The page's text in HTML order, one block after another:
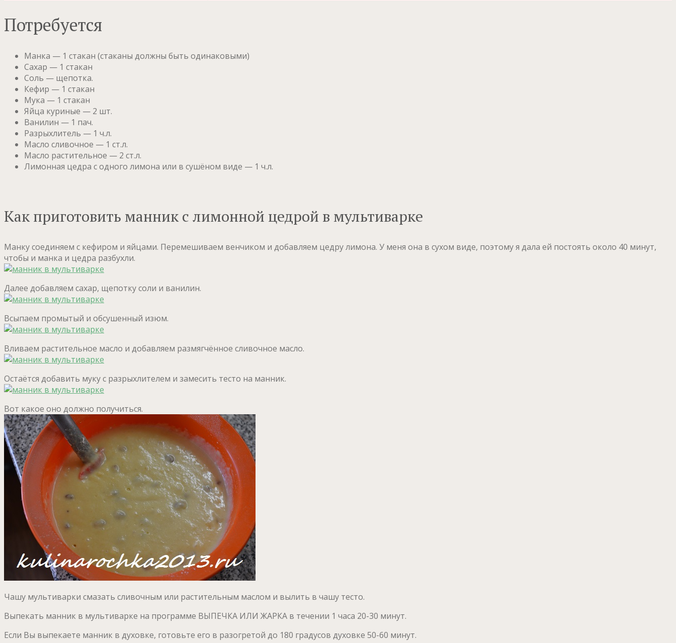
Потребуется
Манка — 1 стакан (стаканы должны быть одинаковыми)
Сахар — 1 стакан
Соль — щепотка.
Кефир — 1 стакан
Мука — 1 стакан
Яйца куриные — 2 шт.
Ванилин — 1 пач.
Разрыхлитель — 1 ч.л.
Масло сливочное — 1 ст.л.
Масло растительное — 2 ст.л.
Лимонная цедра с одного лимона или в сушёном виде — 1 ч.л.
Как приготовить манник с лимонной цедрой в мультиварке
Манку соединяем с кефиром и яйцами. Перемешиваем венчиком и добавляем цедру лимона. У меня она в сухом виде, поэтому я дала ей постоять около 40 минут,
чтобы и манка и цедра разбухли.
Далее добавляем сахар, щепотку соли и ванилин.
Всыпаем промытый и обсушенный изюм.
Вливаем растительное масло и добавляем размягчённое сливочное масло.
Остаётся добавить муку с разрыхлителем и замесить тесто на манник.
Вот какое оно должно получиться.
Чашу мультиварки смазать сливочным или растительным маслом и вылить в чашу тесто.
Выпекать манник в мультиварке на программе ВЫПЕЧКА ИЛИ ЖАРКА в течении 1 часа 20-30 минут.
Если Вы выпекаете манник в духовке, готовьте его в разогретой до 180 градусов духовке 50-60 минут.